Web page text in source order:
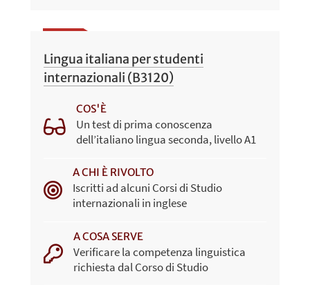
Lingua italiana per studenti
internazionali (B3120)
COS'È
Un test di prima conoscenza
dell’italiano lingua seconda, livello A1
A CHI È RIVOLTO
Iscritti ad alcuni Corsi di Studio
internazionali in inglese
A COSA SERVE
Verificare la competenza linguistica
richiesta dal Corso di Studio